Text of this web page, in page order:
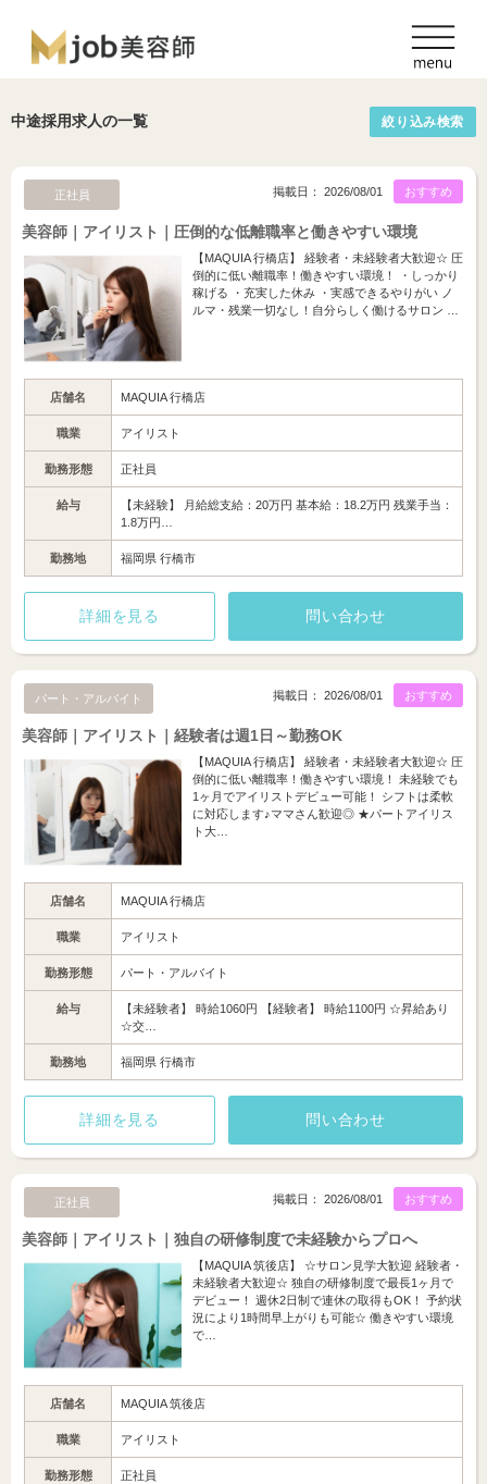
中途採用求人の一覧 絞り込み検索
正社員 おすすめ
掲載日： 2026/08/01
美容師｜アイリスト｜圧倒的な低離職率と働きやすい環境
【MAQUIA 行橋店】 経験者・未経験者大歓迎☆ 圧
倒的に低い離職率！働きやすい環境！ ・しっかり
稼げる ・充実した休み ・実感できるやりがい ノ
ルマ・残業一切なし！自分らしく働けるサロン …
店舗名 MAQUIA 行橋店
職業 アイリスト
勤務形態 正社員
給与
【未経験】 月給総支給：20万円 基本給：18.2万円 残業手当：
1.8万円…
勤務地 福岡県 行橋市
詳細を見る 問い合わせ
パート・アルバイト おすすめ
掲載日： 2026/08/01
美容師｜アイリスト｜経験者は週1日～勤務OK
【MAQUIA 行橋店】 経験者・未経験者大歓迎☆ 圧
倒的に低い離職率！働きやすい環境！ 未経験でも
1ヶ月でアイリストデビュー可能！ シフトは柔軟
に対応します♪ママさん歓迎◎ ★パートアイリス
ト大…
店舗名 MAQUIA 行橋店
職業 アイリスト
勤務形態 パート・アルバイト
給与
【未経験者】 時給1060円 【経験者】 時給1100円 ☆昇給あり
☆交…
勤務地 福岡県 行橋市
詳細を見る 問い合わせ
正社員 おすすめ
掲載日： 2026/08/01
美容師｜アイリスト｜独自の研修制度で未経験からプロへ
【MAQUIA 筑後店】 ☆サロン見学大歓迎 経験者・
未経験者大歓迎☆ 独自の研修制度で最長1ヶ月で
デビュー！ 週休2日制で連休の取得もOK！ 予約状
況により1時間早上がりも可能☆ 働きやすい環境
で…
店舗名 MAQUIA 筑後店
職業 アイリスト
勤務形態 正社員